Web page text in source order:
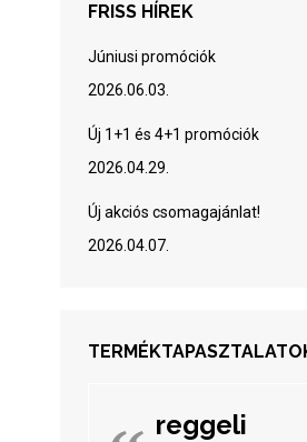
FRISS HÍREK
Júniusi promóciók
2026.06.03.
Új 1+1 és 4+1 promóciók
2026.04.29.
Új akciós csomagajánlat!
2026.04.07.
reggeli